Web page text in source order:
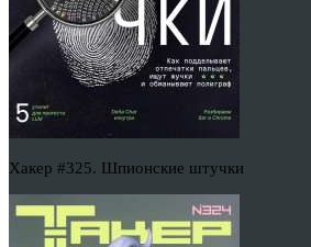
Хакер #325. Шпионские штучки